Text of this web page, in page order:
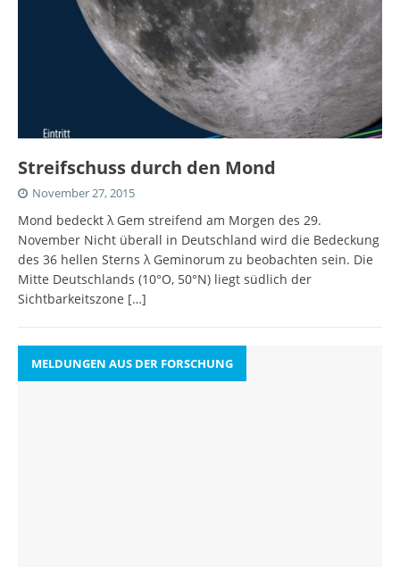
Streifschuss durch den Mond
November 27, 2015
Mond bedeckt λ Gem streifend am Morgen des 29.
November Nicht überall in Deutschland wird die Bedeckung
des 36 hellen Sterns λ Geminorum zu beobachten sein. Die
Mitte Deutschlands (10°O, 50°N) liegt südlich der
Sichtbarkeitszone […]
MELDUNGEN AUS DER FORSCHUNG